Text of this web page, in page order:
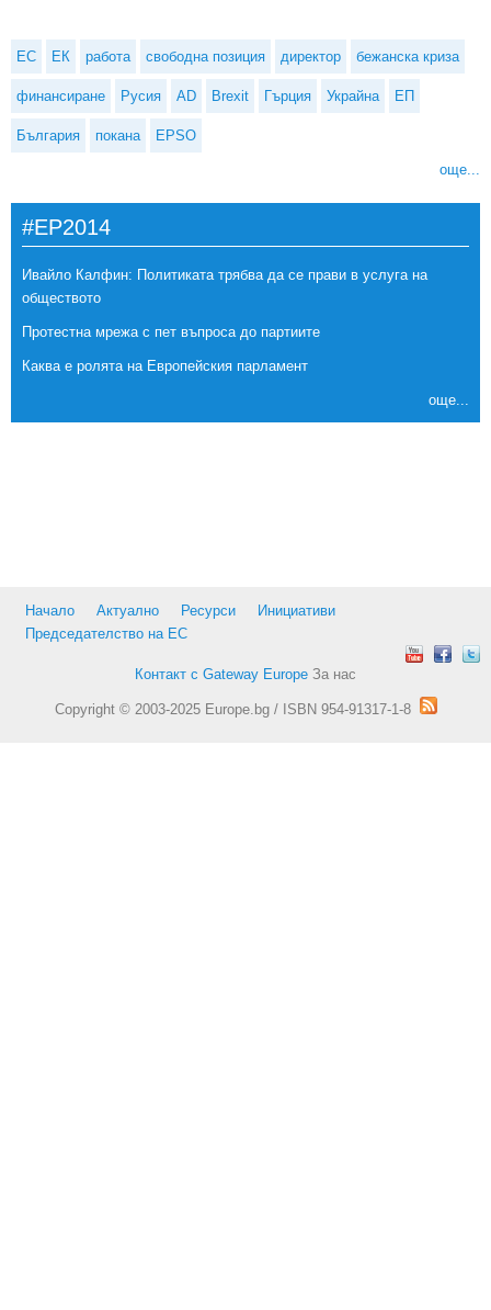
ЕС ЕК работа свободна позиция директор бежанска криза
финансиране Русия AD Brexit Гърция Украйна ЕП
България покана EPSO
още...
#EP2014
Ивайло Калфин: Политиката трябва да се прави в услуга на
обществото
Протестна мрежа с пет въпроса до партиите
Каква е ролята на Европейския парламент
още...
Начало Актуално Ресурси
Инициативи
Председателство на ЕС
Контакт с Gateway Europe За нас
Copyright © 2003-2025 Europe.bg / ISBN 954-91317-1-8